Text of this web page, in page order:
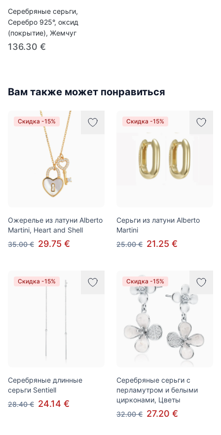
Серебряные серьги,
Серебро 925°, оксид
(покрытие), Жемчуг
136.30 €
Вам также может понравиться
Скидка -15%
Ожерелье из латуни Alberto
Martini, Heart and Shell
35.00 € 29.75 €
Скидка -15%
Серьги из латуни Alberto
Martini
25.00 € 21.25 €
Скидка -15%
Серебряные длинные
серьги Sentiell
28.40 € 24.14 €
Скидка -15%
Серебряные серьги с
перламутром и белыми
цирконами, Цветы
32.00 € 27.20 €